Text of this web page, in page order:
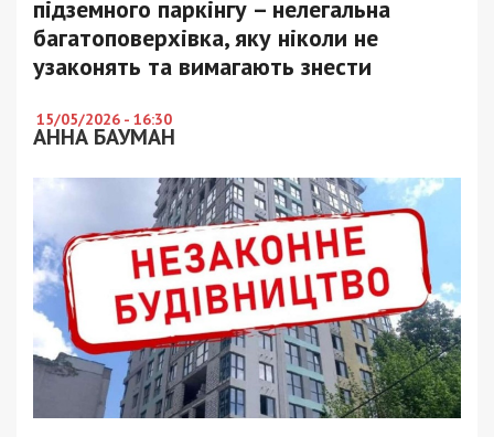
підземного паркінгу – нелегальна
багатоповерхівка, яку ніколи не
узаконять та вимагають знести
15/05/2026 - 16:30
АННА БАУМАН